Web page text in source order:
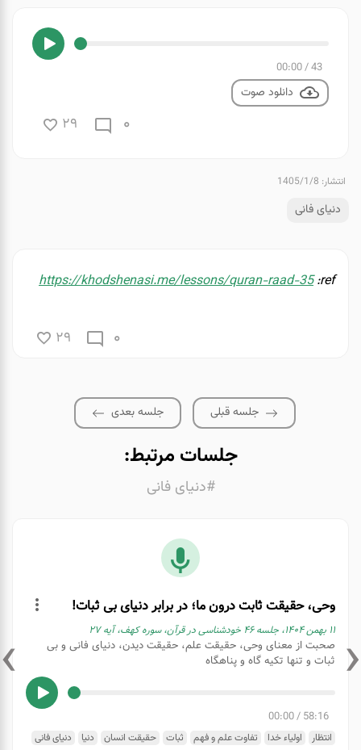
43
/
00:00
دانلود صوت
0
29
انتشار: 1405/1/8
دنیای فانی
ref:
https://khodshenasi.me/lessons/quran-raad-35
0
29
جلسه قبلی جلسه بعدی
جلسات مرتبط:
#دنیای فانی
وحی، حقیقت ثابت درون ما؛ در برابر دنیای بی ثبات!
۱۱ بهمن ۱۴۰۴، جلسه 46 خودشناسی در قرآن، سوره کهف، آیه 27
صحبت از معنای وحی، حقیقت علم، حقیقت دیدن، دنیای فانی و بی
ثبات و تنها تکیه گاه و پناهگاه
58:16
/
00:00
انتظار اولیاء خدا تفاوت علم و فهم ثبات حقیقت انسان دنیا
دنیای فانی
‹
›